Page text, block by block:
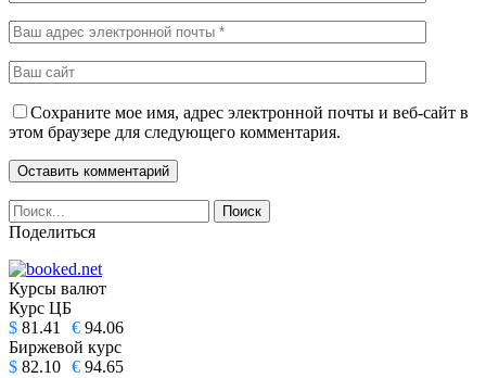
Сохраните мое имя, адрес электронной почты и веб-сайт в
этом браузере для следующего комментария.
Поделиться
Курсы валют
Курс ЦБ
$ 81.41 € 94.06
Биржевой курс
$ 82.10 € 94.65